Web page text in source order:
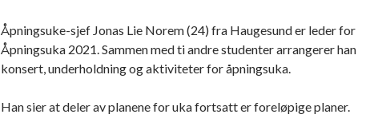
Åpningsuke-sjef Jonas Lie Norem (24) fra Haugesund er leder for
Åpningsuka 2021. Sammen med ti andre studenter arrangerer han
konsert, underholdning og aktiviteter for åpningsuka.
Han sier at deler av planene for uka fortsatt er foreløpige planer.